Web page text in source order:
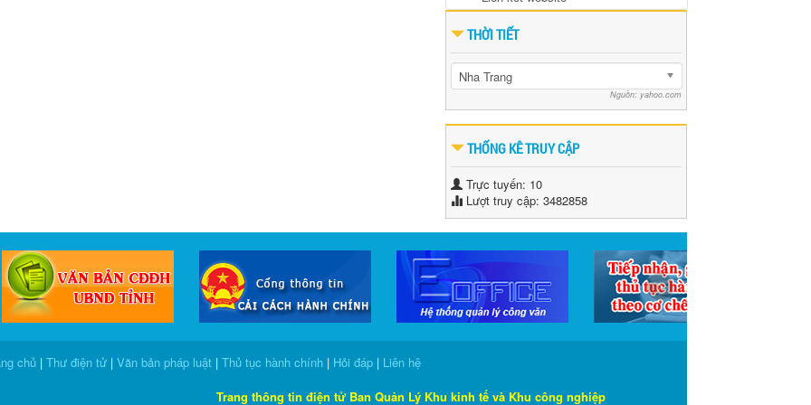
THỜI TIẾT
Nha Trang
Nguồn: yahoo.com
THỐNG KÊ TRUY CẬP
Trực tuyến: 10
Lượt truy cập: 3482858
›
chủ | Thư điện tử | Văn bản pháp luật | Thủ tục hành chính | Hỏi đáp | Liên hệ
Trang thông tin điện tử Ban Quản Lý Khu kinh tế và Khu công nghiệp